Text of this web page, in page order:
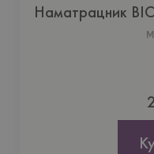
Наматрацник